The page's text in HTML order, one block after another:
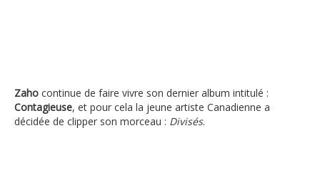
Zaho continue de faire vivre son dernier album intitulé :
Contagieuse, et pour cela la jeune artiste Canadienne a
décidée de clipper son morceau : Divisés.